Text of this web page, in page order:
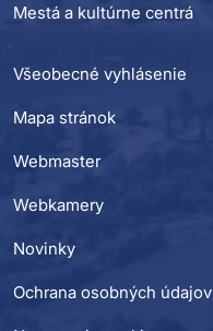
Mestá a kultúrne centrá
Všeobecné vyhlásenie
Mapa stránok
Webmaster
Webkamery
Novinky
Ochrana osobných údajov